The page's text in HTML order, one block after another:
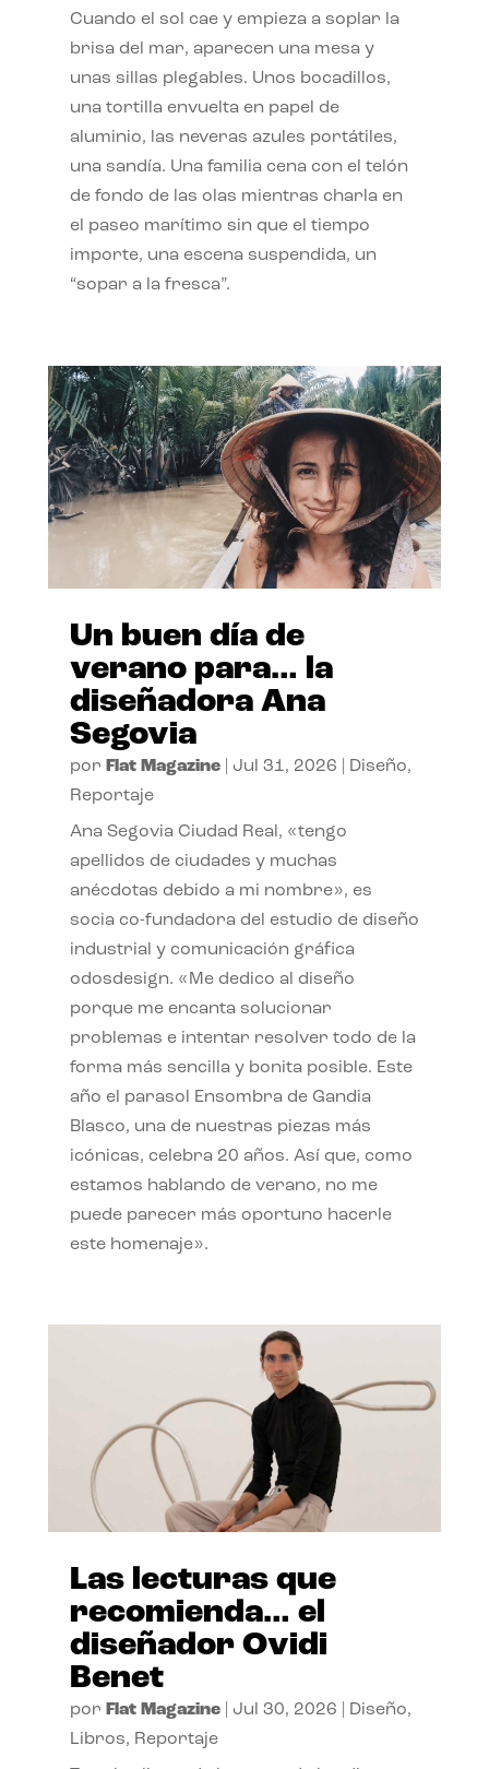
Cuando el sol cae y empieza a soplar la
brisa del mar, aparecen una mesa y
unas sillas plegables. Unos bocadillos,
una tortilla envuelta en papel de
aluminio, las neveras azules portátiles,
una sandía. Una familia cena con el telón
de fondo de las olas mientras charla en
el paseo marítimo sin que el tiempo
importe, una escena suspendida, un
“sopar a la fresca”.
Un buen día de
verano para… la
diseñadora Ana
Segovia
por Flat Magazine| Jul 31, 2026 Diseño,
Reportaje
Ana Segovia Ciudad Real, «tengo
apellidos de ciudades y muchas
anécdotas debido a mi nombre», es
socia co-fundadora del estudio de diseño
industrial y comunicación gráfica
odosdesign. «Me dedico al diseño
porque me encanta solucionar
problemas e intentar resolver todo de la
forma más sencilla y bonita posible. Este
año el parasol Ensombra de Gandia
Blasco, una de nuestras piezas más
icónicas, celebra 20 años. Así que, como
estamos hablando de verano, no me
puede parecer más oportuno hacerle
este homenaje».
Las lecturas que
recomienda… el
diseñador Ovidi
Benet
por Flat Magazine| Jul 30, 2026 Diseño,
Libros, Reportaje